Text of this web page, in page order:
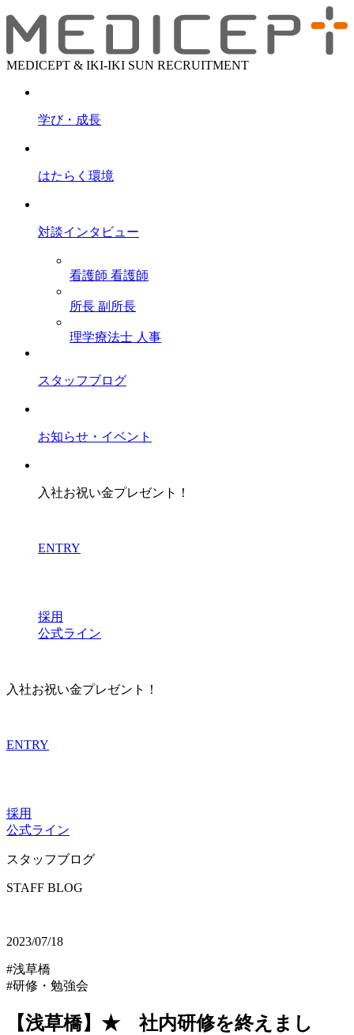
MEDICEPT & IKI-IKI SUN RECRUITMENT
学び・成長
はたらく環境
対談インタビュー
看護師 看護師
所長 副所長
理学療法士 人事
スタッフブログ
お知らせ・イベント
入社お祝い金プレゼント！
ENTRY
採用
公式ライン
入社お祝い金プレゼント！
ENTRY
採用
公式ライン
スタッフブログ
STAFF BLOG
2023/07/18
#浅草橋
#研修・勉強会
【浅草橋】★ 社内研修を終えまし